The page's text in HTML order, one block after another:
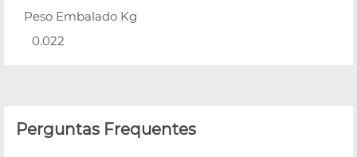
Peso Embalado Kg
0.022
Perguntas Frequentes